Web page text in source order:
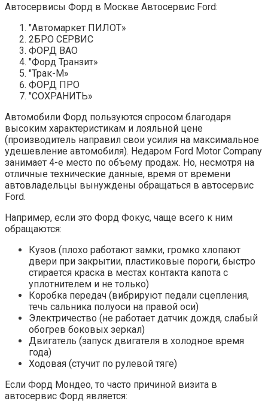
Автосервисы Форд в Москве Автосервис Ford:
"Автомаркет ПИЛОТ»
2БРО СЕРВИС
ФОРД ВАО
"Форд Транзит»
"Трак-М»
ФОРД ПРО
"СОХРАНИТЬ»
Автомобили Форд пользуются спросом благодаря
высоким характеристикам и лояльной цене
(производитель направил свои усилия на максимальное
удешевление автомобиля). Недаром Ford Motor Company
занимает 4-е место по объему продаж. Но, несмотря на
отличные технические данные, время от времени
автовладельцы вынуждены обращаться в автосервис
Ford.
Например, если это Форд Фокус, чаще всего к ним
обращаются:
Кузов (плохо работают замки, громко хлопают
двери при закрытии, пластиковые пороги, быстро
стирается краска в местах контакта капота с
уплотнителем и не только)
Коробка передач (вибрируют педали сцепления,
течь сальника полуоси на правой оси)
Электричество (не работает датчик дождя, слабый
обогрев боковых зеркал)
Двигатель (запуск двигателя в холодное время
года)
Ходовая (стучит по рулевой тяге)
Если Форд Мондео, то часто причиной визита в
автосервис Форд является: